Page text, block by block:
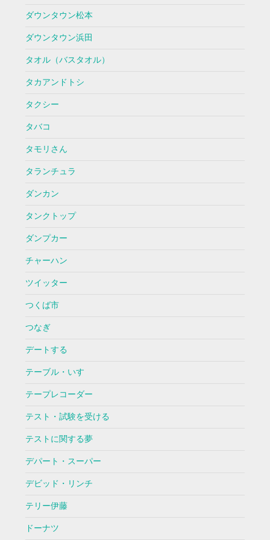
ダウンタウン松本
ダウンタウン浜田
タオル（バスタオル）
タカアンドトシ
タクシー
タバコ
タモリさん
タランチュラ
ダンカン
タンクトップ
ダンプカー
チャーハン
ツイッター
つくば市
つなぎ
デートする
テーブル・いす
テープレコーダー
テスト・試験を受ける
テストに関する夢
デパート・スーパー
デビッド・リンチ
テリー伊藤
ドーナツ